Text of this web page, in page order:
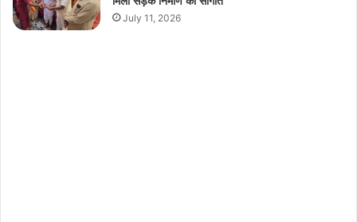
July 11, 2026